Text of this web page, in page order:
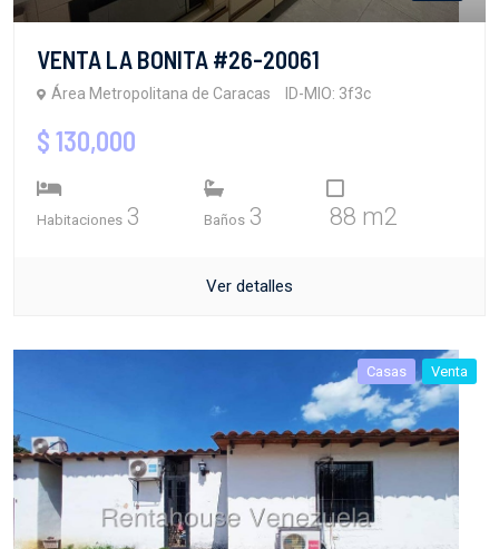
VENTA LA BONITA #26-20061
Área Metropolitana de Caracas ID-MIO: 3f3c
$ 130,000
Habitaciones 3 Baños 3 88 m2
Ver detalles
Casas Venta